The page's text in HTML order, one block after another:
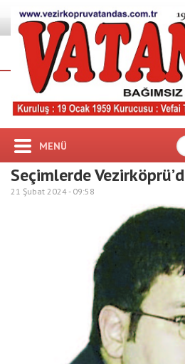
MENÜ
Seçimlerde
21 Şubat 2024 - 09:58